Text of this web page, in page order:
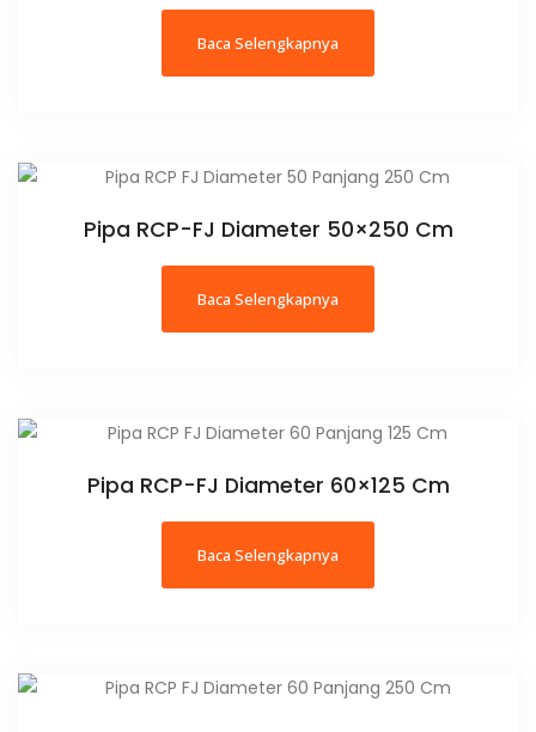
Baca Selengkapnya
Pipa RCP-FJ Diameter 50×250 Cm
Baca Selengkapnya
Pipa RCP-FJ Diameter 60×125 Cm
Baca Selengkapnya